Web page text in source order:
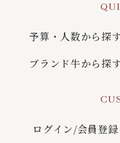
予算・人数から探
ブランド牛から探
ログイン/会員登録